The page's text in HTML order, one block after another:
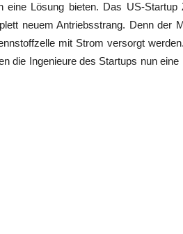
eine Lösung bieten. Das US-Startup
neuem Antriebsstrang. Denn der
mit Strom versorgt
die Ingenieure des Startups nun eine